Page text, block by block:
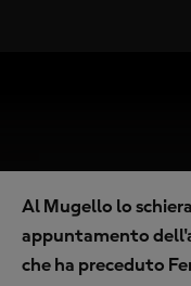
Al Mugello lo
appuntamento
che ha preceduto